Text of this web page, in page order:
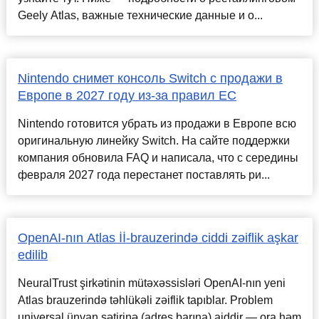
Geely Atlas, важные технические данные и о...
Nintendo снимет консоль Switch с продажи в
Европе в 2027 году из-за правил ЕС
Nintendo готовится убрать из продажи в Европе всю
оригинальную линейку Switch. На сайте поддержки
компания обновила FAQ и написала, что с середины
февраля 2027 года перестанет поставлять ри...
OpenAI-nın Atlas İİ-brauzerində ciddi zəiflik aşkar
edilib
NeuralTrust şirkətinin mütəxəssisləri OpenAI-nın yeni
Atlas brauzerində təhlükəli zəiflik tapıblar. Problem